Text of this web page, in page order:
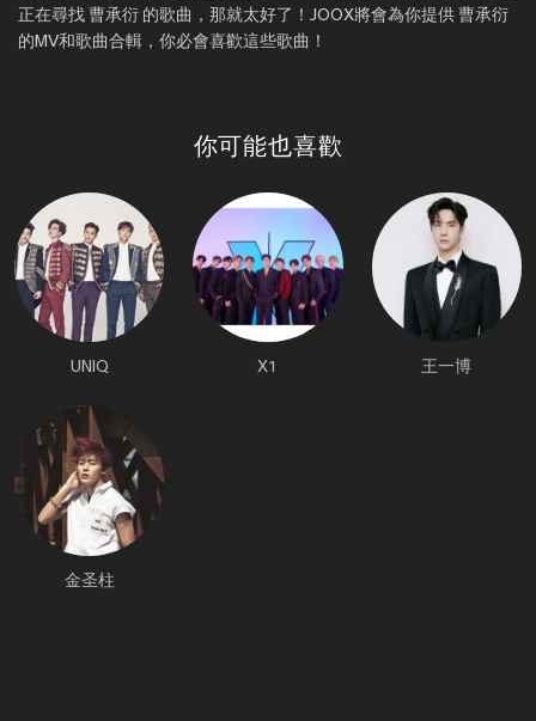
正在尋找 曹承衍 的歌曲，那就太好了！JOOX將會為你提供 曹承衍
的MV和歌曲合輯，你必會喜歡這些歌曲！
你可能也喜歡
UNIQ X1 王一博
金圣柱